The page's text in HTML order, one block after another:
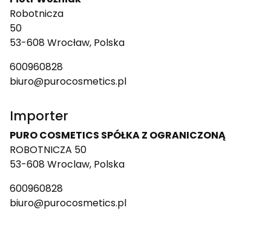
Robotnicza
50
53-608 Wrocław, Polska
600960828
biuro@purocosmetics.pl
Importer
PURO COSMETICS SPÓŁKA Z OGRANICZONĄ
ROBOTNICZA 50
53-608 Wroclaw, Polska
600960828
biuro@purocosmetics.pl